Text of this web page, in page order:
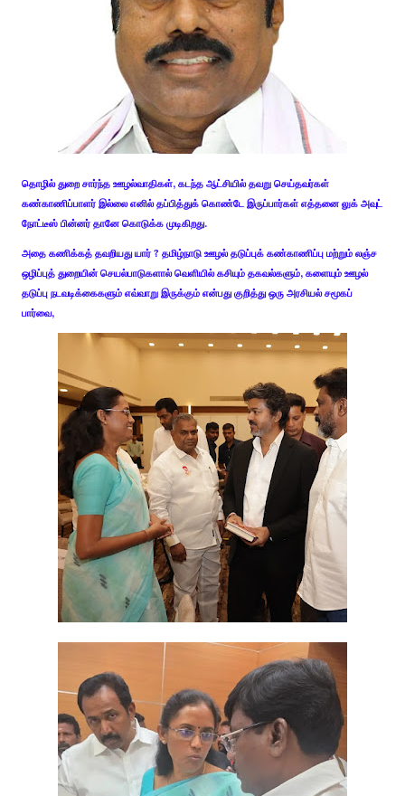
தொழில் துறை சார்ந்த ஊழல்வாதிகள், கடந்த ஆட்சியில் தவறு செய்தவர்கள்
கண்காணிப்பாளர் இல்லை எனில் தப்பித்துக் கொண்டே இருப்பார்கள் எத்தனை லுக் அவுட்
நோட்டீஸ் பின்னர் தானே கொடுக்க முடிகிறது.
அதை கணிக்கத் தவறியது யார் ? தமிழ்நாடு ஊழல் தடுப்புக் கண்காணிப்பு மற்றும் லஞ்ச
ஒழிப்புத் துறையின் செயல்பாடுகளால் வெளியில் கசியும் தகவல்களும், களையும் ஊழல்
தடுப்பு நடவடிக்கைகளும் எவ்வாறு இருக்கும் என்பது குறித்து ஒரு அரசியல் சமூகப்
பார்வை,